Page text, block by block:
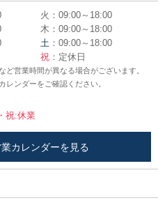
火：09:00～18:00
木：09:00～18:00
土 ：09:00～18:00
祝 ：定休日
ど営業時間が異なる場合がございます。
レンダーをご確認ください。
祝:休業
カレンダーを見る